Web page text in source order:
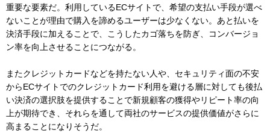
重要な要素だ。利用しているECサイトで、希望の支払い手段が選べ
ないことが理由で購入を諦めるユーザーは少なくない。あと払いを
決済手段に加えることで、こうしたカゴ落ちを防ぎ、コンバージョ
ン率を向上させることにつながる。
またクレジットカードなどを持たない人や、セキュリティ面の不安
からECサイトでのクレジットカード利用を避ける層に対しても後払
い決済の選択肢を提供することで新規顧客の獲得やリピート率の向
上が期待でき、それらを通して両社のサービスの提供価値がさらに
高まることになりそうだ。